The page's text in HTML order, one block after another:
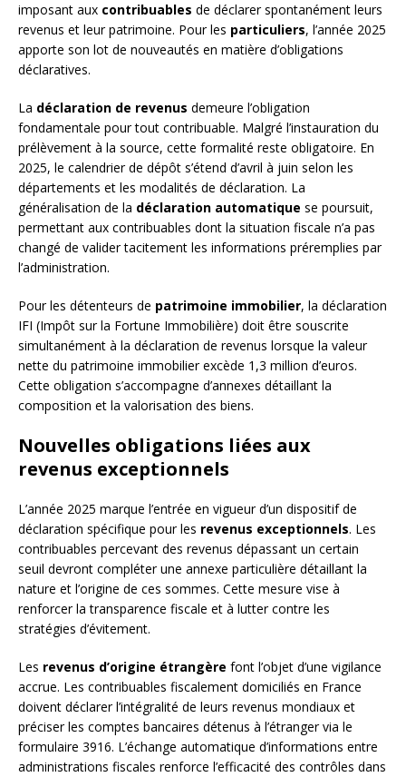
imposant aux contribuables de déclarer spontanément leurs
revenus et leur patrimoine. Pour les particuliers, l’année 2025
apporte son lot de nouveautés en matière d’obligations
déclaratives.
La déclaration de revenus demeure l’obligation
fondamentale pour tout contribuable. Malgré l’instauration du
prélèvement à la source, cette formalité reste obligatoire. En
2025, le calendrier de dépôt s’étend d’avril à juin selon les
départements et les modalités de déclaration. La
généralisation de la déclaration automatique se poursuit,
permettant aux contribuables dont la situation fiscale n’a pas
changé de valider tacitement les informations préremplies par
l’administration.
Pour les détenteurs de patrimoine immobilier, la déclaration
IFI (Impôt sur la Fortune Immobilière) doit être souscrite
simultanément à la déclaration de revenus lorsque la valeur
nette du patrimoine immobilier excède 1,3 million d’euros.
Cette obligation s’accompagne d’annexes détaillant la
composition et la valorisation des biens.
Nouvelles obligations liées aux
revenus exceptionnels
L’année 2025 marque l’entrée en vigueur d’un dispositif de
déclaration spécifique pour les revenus exceptionnels. Les
contribuables percevant des revenus dépassant un certain
seuil devront compléter une annexe particulière détaillant la
nature et l’origine de ces sommes. Cette mesure vise à
renforcer la transparence fiscale et à lutter contre les
stratégies d’évitement.
Les revenus d’origine étrangère font l’objet d’une vigilance
accrue. Les contribuables fiscalement domiciliés en France
doivent déclarer l’intégralité de leurs revenus mondiaux et
préciser les comptes bancaires détenus à l’étranger via le
formulaire 3916. L’échange automatique d’informations entre
administrations fiscales renforce l’efficacité des contrôles dans